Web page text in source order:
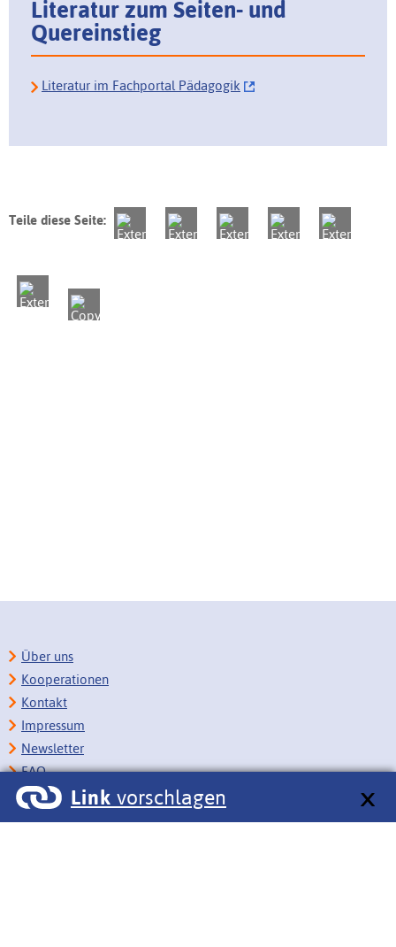
Literatur zum Seiten- und
Quereinstieg
Literatur im Fachportal Pädagogik
Teile diese Seite:
Link vorschlagen
Über uns
Kooperationen
Kontakt
Impressum
Newsletter
FAQ
Copyright